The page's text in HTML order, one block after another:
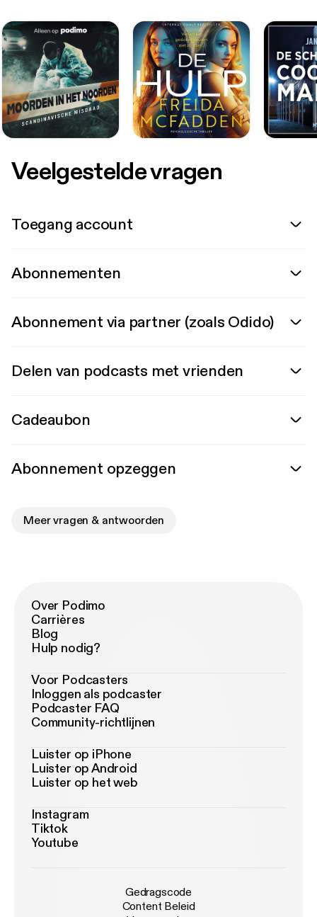
Veelgestelde vragen
Toegang account
Abonnementen
Abonnement via partner (zoals Odido)
Delen van podcasts met vrienden
Cadeaubon
Abonnement opzeggen
Meer vragen & antwoorden
Over Podimo
Carrières
Blog
Hulp nodig?
Voor Podcasters
Inloggen als podcaster
Podcaster FAQ
Community-richtlijnen
Luister op iPhone
Luister op Android
Luister op het web
Instagram
Tiktok
Youtube
Gedragscode
Content Beleid